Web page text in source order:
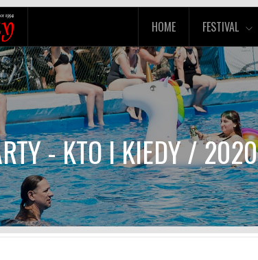
HOME FESTIVAL
- KTO I KIEDY / 2020